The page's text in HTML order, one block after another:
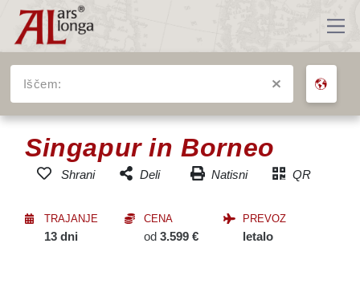
Iščem:
VSA POTOVANJA
Singapur in Borneo
Shrani
priljubljenih potovanj
Deli
Messenger
Natisni QR
TRAJANJE
13 dni
CENA
od 3.599 €
PREVOZ
letalo